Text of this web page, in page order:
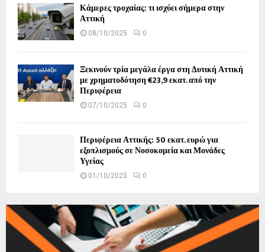
Κάμερες τροχαίας: τι ισχύει σήμερα στην
Αττική
08/10/2025 0
Ξεκινούν τρία μεγάλα έργα στη Δυτική Αττική
με χρηματοδότηση €23,9 εκατ. από την
Περιφέρεια
07/10/2025 0
Περιφέρεια Αττικής: 50 εκατ. ευρώ για
εξοπλισμούς σε Νοσοκομεία και Μονάδες
Υγείας
01/10/2025 0